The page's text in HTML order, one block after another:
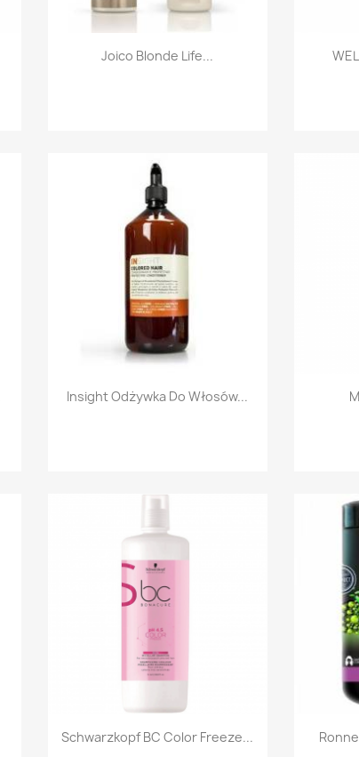
Szybki podgląd
Joico Blonde Life...
Szybki podgląd
Insight Odżywka Do Włosów...
Szybki podgląd
Schwarzkopf BC Color Freeze...